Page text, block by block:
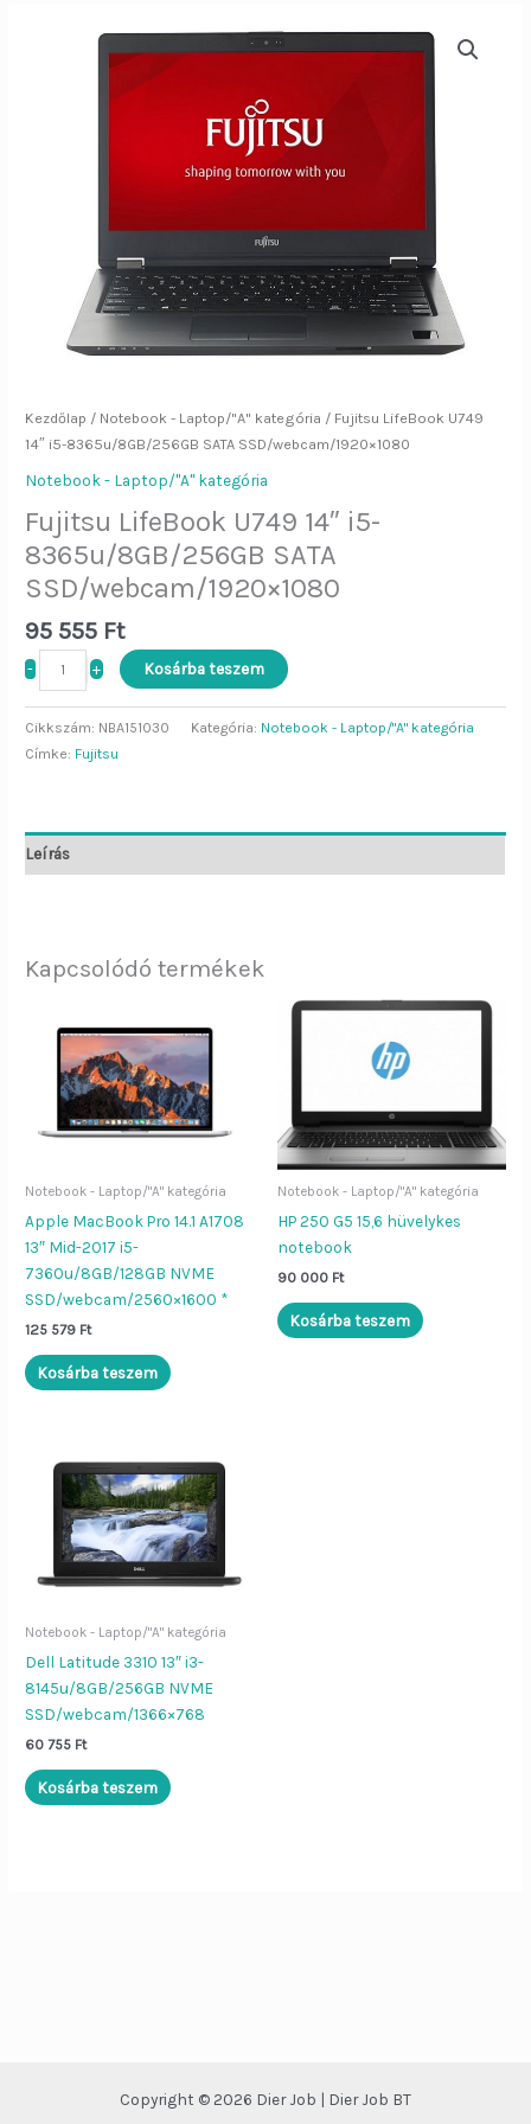
Kezdőlap / Notebook - Laptop/"A" kategória / Fujitsu LifeBook U749
14″ i5-8365u/8GB/256GB SATA SSD/webcam/1920×1080
Notebook - Laptop/"A" kategória
Fujitsu LifeBook U749 14″ i5-
8365u/8GB/256GB SATA
SSD/webcam/1920×1080
95 555 Ft
-
8365u/8GB/256GB
SSD/webcam/1920x1080
mennyiség
+ Kosárba teszem
Cikkszám: NBA151030 Kategória: Notebook - Laptop/"A" kategória
Címke: Fujitsu
Leírás
Kapcsolódó termékek
Notebook - Laptop/"A" kategória
Apple MacBook Pro 14.1 A1708
13″ Mid-2017 i5-
7360u/8GB/128GB NVME
SSD/webcam/2560×1600 *
125 579 Ft
Kosárba teszem
Notebook - Laptop/"A" kategória
HP 250 G5 15,6 hüvelykes
notebook
90 000 Ft
Kosárba teszem
Notebook - Laptop/"A" kategória
Dell Latitude 3310 13″ i3-
8145u/8GB/256GB NVME
SSD/webcam/1366×768
60 755 Ft
Kosárba teszem
Copyright © 2026 Dier Job | Dier Job BT
Dier Job asszisztens
„Lenovo L570”), vagy kérdezd:
„Nyitvatartás”, „ÁSZF”, „Adatvédelem”.